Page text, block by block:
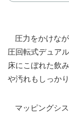
圧力をかけな
圧回転式デュア
床にこぼれた飲
や汚れもしっか
マッピングシ